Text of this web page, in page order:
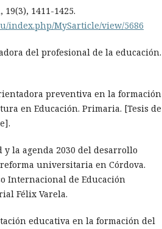
1411-1425.
index.php/MySarticle/view/5686
del profesional de la educación.
preventiva en la formación
en Educación. Primaria. [Tesis de
y la agenda 2030 del desarrollo
universitaria en Córdova.
Internacional de Educación
Félix Varela.
educativa en la formación del